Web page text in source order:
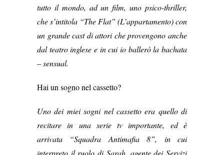
tutto il mondo, ad un film, uno psico-thriller,
che s’intitola “The Flat” (L’appartamento) con
un grande cast di attori che provengono anche
dal teatro inglese e in cui io ballerò la bachata
– sensual.
Hai un sogno nel cassetto?
Uno dei miei sogni nel cassetto era quello di
recitare in una serie tv importante, ed è
arrivata “Squadra Antimafia 8”, in cui
interpreto il ruolo di Sarah, agente dei Servizi